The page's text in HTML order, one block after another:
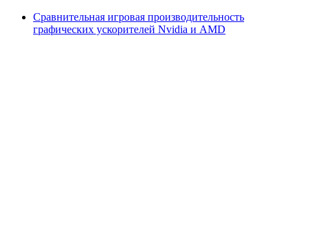
Сравнительная игровая производительность
графических ускорителей Nvidia и AMD